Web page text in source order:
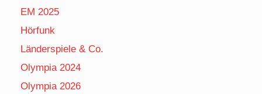
EM 2025
Hörfunk
Länderspiele & Co.
Olympia 2024
Olympia 2026